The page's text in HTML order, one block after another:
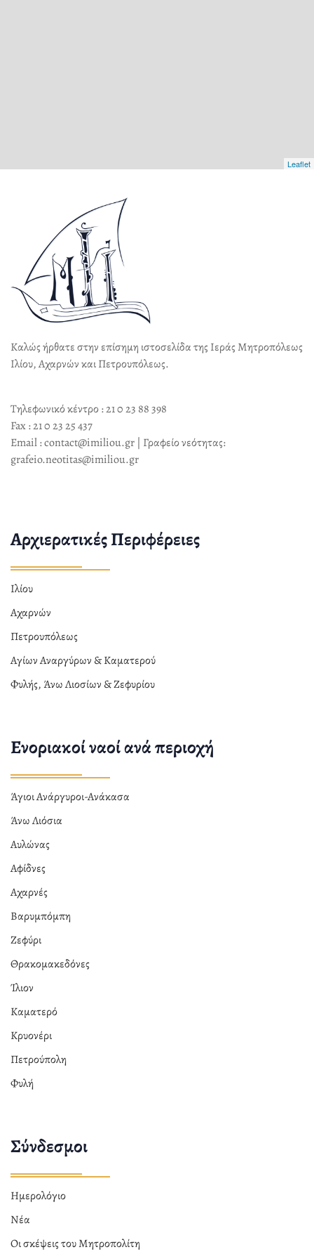
Leaflet
Καλώς ήρθατε στην επίσημη ιστοσελίδα της Ιεράς Μητροπόλεως
Ιλίου, Αχαρνών και Πετρουπόλεως.
Τηλεφωνικό κέντρο : 21 0 23 88 398
Fax : 21 0 23 25 437
Email : contact@imiliou.gr | Γραφείο νεότητας:
grafeio.neotitas@imiliou.gr
Αρχιερατικές Περιφέρειες
Ιλίου
Αχαρνών
Πετρουπόλεως
Αγίων Αναργύρων & Καματερού
Φυλής, Άνω Λιοσίων & Ζεφυρίου
Ενοριακοί ναοί ανά περιοχή
Άγιοι Ανάργυροι-Ανάκασα
Άνω Λιόσια
Αυλώνας
Αφίδνες
Αχαρνές
Βαρυμπόμπη
Ζεφύρι
Θρακομακεδόνες
Ίλιον
Καματερό
Κρυονέρι
Πετρούπολη
Φυλή
Σύνδεσμοι
Ημερολόγιο
Νέα
Οι σκέψεις του Μητροπολίτη